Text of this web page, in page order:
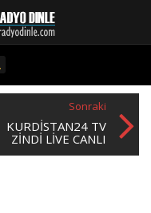
Sonraki
KURDISTAN24 TV
ZINDI LIVE CANLI